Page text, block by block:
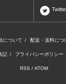
について / 配送・送料につ
記 / プライバシーポリシー
RSS / ATOM